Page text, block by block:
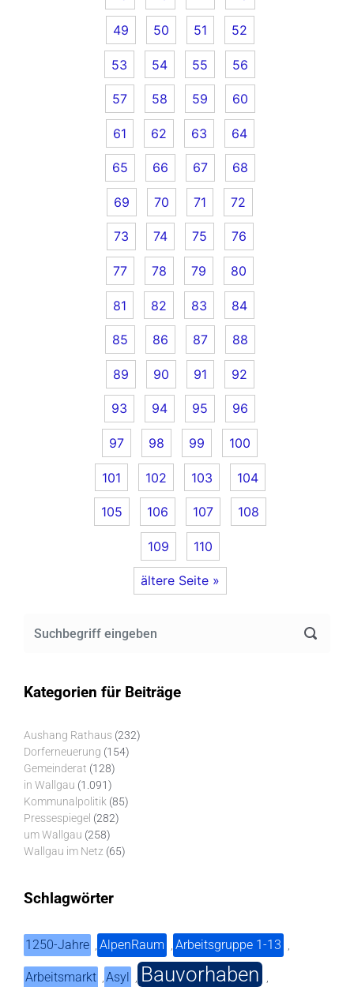
49 50 51 52
53 54 55 56
57 58 59 60
61 62 63 64
65 66 67 68
69 70 71 72
73 74 75 76
77 78 79 80
81 82 83 84
85 86 87 88
89 90 91 92
93 94 95 96
97 98 99 100
101 102 103 104
105 106 107 108
109 110
ältere Seite »
Kategorien für Beiträge
Aushang Rathaus (232)
Dorferneuerung (154)
Gemeinderat (128)
in Wallgau (1.091)
Kommunalpolitik (85)
Pressespiegel (282)
um Wallgau (258)
Wallgau im Netz (65)
Schlagwörter
1250-Jahre , AlpenRaum , Arbeitsgruppe 1-13 ,
Arbeitsmarkt ,Asyl , Bauvorhaben ,